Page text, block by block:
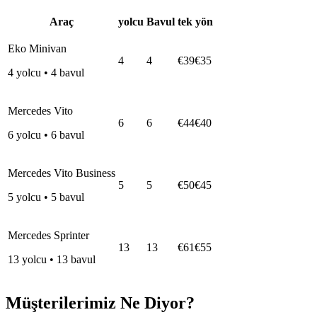
Araç yolcu Bavul tek yön
Eko Minivan
4 yolcu • 4 bavul
4 4 €39€35
Mercedes Vito
6 yolcu • 6 bavul
6 6 €44€40
Mercedes Vito Business
5 yolcu • 5 bavul
5 5 €50€45
Mercedes Sprinter
13 yolcu • 13 bavul
13 13 €61€55
Müşterilerimiz Ne Diyor?